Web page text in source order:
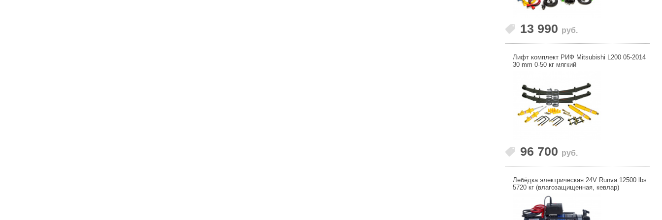
13 990 руб.
Лифт комплект РИФ Mitsubishi L200 05-2014
30 mm 0-50 кг мягкий
96 700 руб.
Лебёдка электрическая 24V Runva 12500 lbs
5720 кг (влагозащищенная, кевлар)